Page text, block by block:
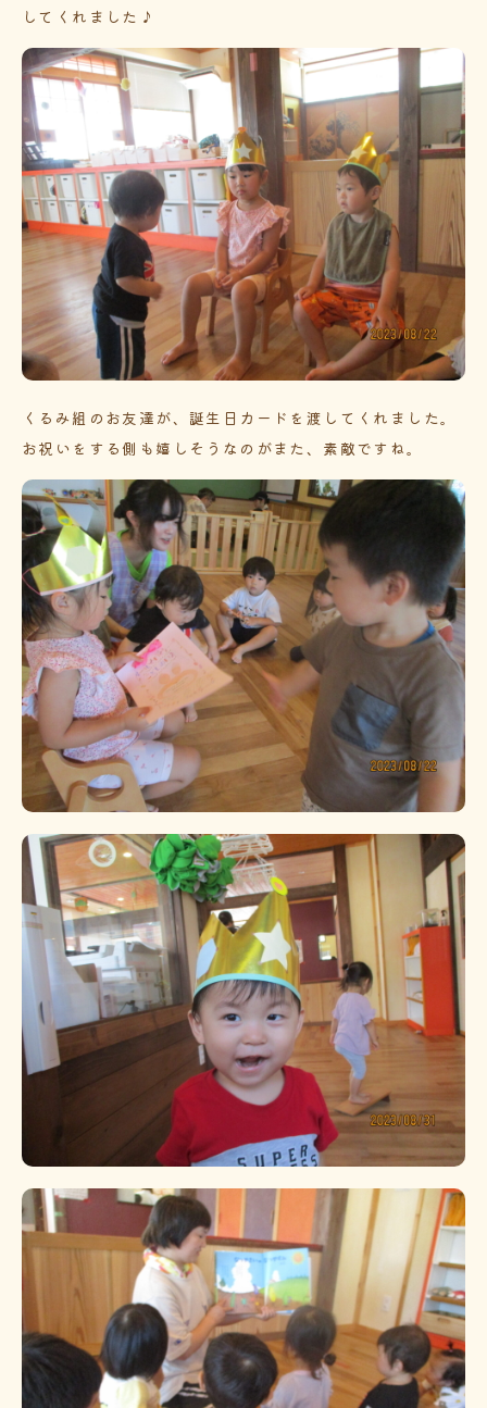
してくれました♪
くるみ組のお友達が、誕生日カードを渡してくれました。
お祝いをする側も嬉しそうなのがまた、素敵ですね。